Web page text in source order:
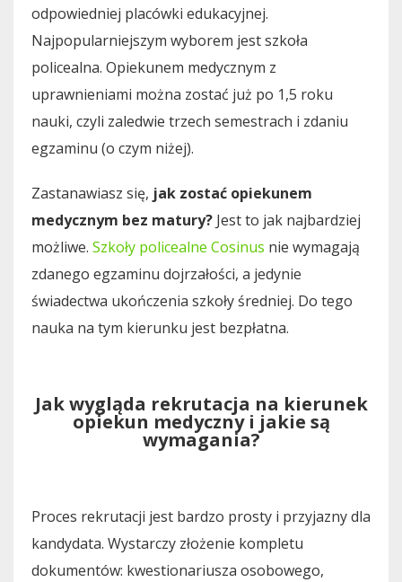
odpowiedniej placówki edukacyjnej.
Najpopularniejszym wyborem jest szkoła
policealna. Opiekunem medycznym z
uprawnieniami można zostać już po 1,5 roku
nauki, czyli zaledwie trzech semestrach i zdaniu
egzaminu (o czym niżej).
Zastanawiasz się, jak zostać opiekunem
medycznym bez matury? Jest to jak najbardziej
możliwe. Szkoły policealne Cosinus nie wymagają
zdanego egzaminu dojrzałości, a jedynie
świadectwa ukończenia szkoły średniej. Do tego
nauka na tym kierunku jest bezpłatna.
Jak wygląda rekrutacja na kierunek
opiekun medyczny i jakie są
wymagania?
Proces rekrutacji jest bardzo prosty i przyjazny dla
kandydata. Wystarczy złożenie kompletu
dokumentów: kwestionariusza osobowego,